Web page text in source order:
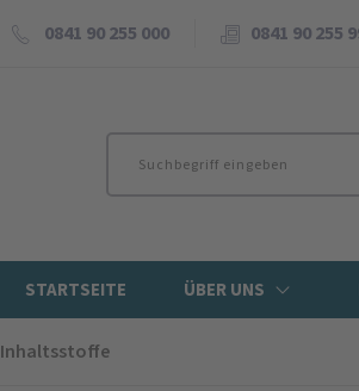
0841 90 255 000 0841 90 255
STARTSEITE ÜBER UNS
Inhaltsstoffe